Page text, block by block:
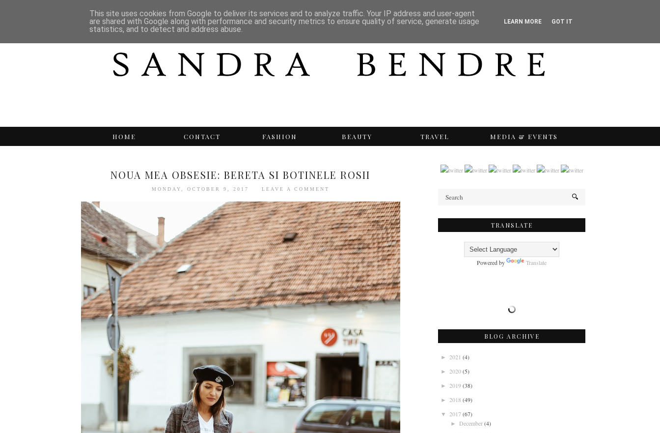
HOME CONTACT FASHION BEAUTY TRAVEL MEDIA & EVENTS
NOUA MEA OBSESIE: BERETA SI BOTINELE ROSII
MONDAY, OCTOBER 9, 2017 LEAVE A COMMENT
TRANSLATE
Powered by Translate
BLOG ARCHIVE
► 2021 (4)
► 2020(5)
► 2019(38)
► 2018 (49)
▼ 2017 (67)
► December(4)
This site uses cookies from Google to deliver its services and to analyze traffic. Your IP address and user-agent
are shared with Google along with performance and security metrics to ensure quality of service, generate usage
statistics, and to detect and address abuse.
LEARN MORE GOT IT